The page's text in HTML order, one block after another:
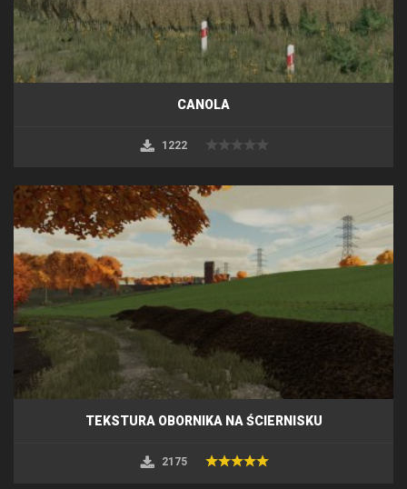
CANOLA
1222
TEKSTURA OBORNIKA NA ŚCIERNISKU
2175